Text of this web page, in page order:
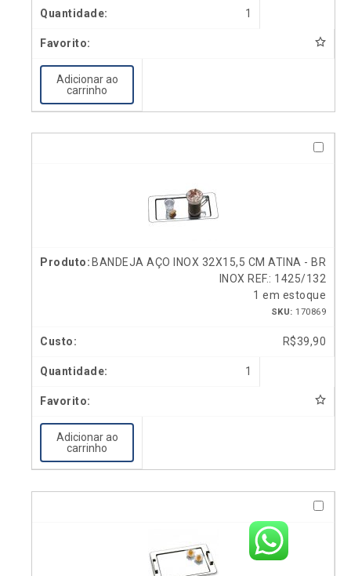
1
Adicionar ao
carrinho
BANDEJA AÇO INOX 32X15,5 CM ATINA - BR
INOX REF.: 1425/132
1 em estoque
SKU: 170869
R$39,90
1
Adicionar ao
carrinho